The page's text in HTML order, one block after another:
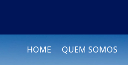
HOME QUEM SOMOS